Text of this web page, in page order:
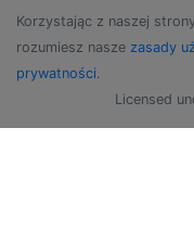
Korzystając z naszej
rozumiesz nasze zasady
prywatności.
Licensed